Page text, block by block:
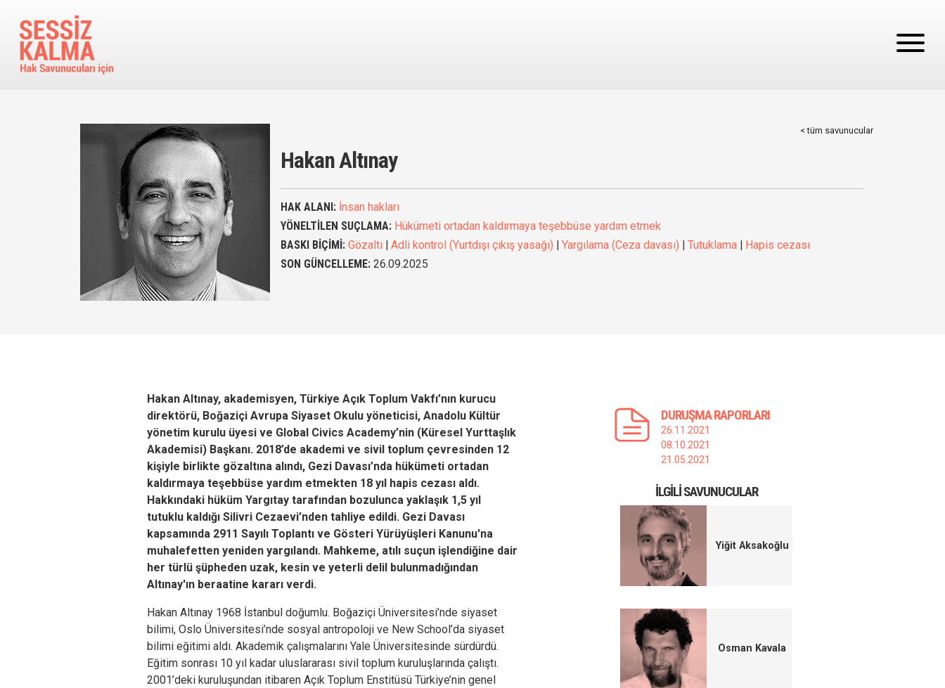
< tüm savunucular
Hakan Altınay
HAK ALANI: İnsan hakları
YÖNELTİLEN SUÇLAMA: Hükümeti ortadan kaldırmaya teşebbüse yardım etmek
BASKI BİÇİMİ: Gözaltı | Adli kontrol (Yurtdışı çıkış yasağı) | Yargılama (Ceza davası) | Tutuklama | Hapis cezası
SON GÜNCELLEME: 26.09.2025
Hakan Altınay, akademisyen, Türkiye Açık Toplum Vakfı’nın kurucu
direktörü, Boğaziçi Avrupa Siyaset Okulu yöneticisi, Anadolu Kültür
yönetim kurulu üyesi ve Global Civics Academy’nin (Küresel Yurttaşlık
Akademisi) Başkanı. 2018’de akademi ve sivil toplum çevresinden 12
kişiyle birlikte gözaltına alındı, Gezi Davası’nda hükümeti ortadan
kaldırmaya teşebbüse yardım etmekten 18 yıl hapis cezası aldı.
Hakkındaki hüküm Yargıtay tarafından bozulunca yaklaşık 1,5 yıl
tutuklu kaldığı Silivri Cezaevi’nden tahliye edildi. Gezi Davası
kapsamında 2911 Sayılı Toplantı ve Gösteri Yürüyüşleri Kanunu'na
muhalefetten yeniden yargılandı. Mahkeme, atılı suçun işlendiğine dair
her türlü şüpheden uzak, kesin ve yeterli delil bulunmadığından
Altınay'ın beraatine kararı verdi.
Hakan Altınay 1968 İstanbul doğumlu. Boğaziçi Üniversitesi’nde siyaset
bilimi, Oslo Üniversitesi’nde sosyal antropoloji ve New School’da siyaset
bilimi eğitimi aldı. Akademik çalışmalarını Yale Üniversitesinde sürdürdü.
Eğitim sonrası 10 yıl kadar uluslararası sivil toplum kuruluşlarında çalıştı.
2001’deki kuruluşundan itibaren Açık Toplum Enstitüsü Türkiye’nin genel
DURUŞMA RAPORLARI
26.11.2021
08.10.2021
21.05.2021
İLGILI SAVUNUCULAR
Yiğit Aksakoğlu
Osman Kavala